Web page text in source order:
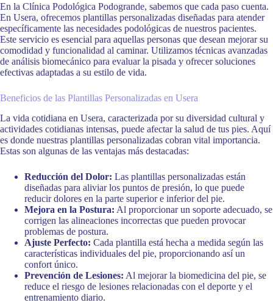
En la Clínica Podológica Podogrande, sabemos que cada paso cuenta.
En Usera, ofrecemos plantillas personalizadas diseñadas para atender
específicamente las necesidades podológicas de nuestros pacientes.
Este servicio es esencial para aquellas personas que desean mejorar su
comodidad y funcionalidad al caminar. Utilizamos técnicas avanzadas
de análisis biomecánico para evaluar la pisada y ofrecer soluciones
efectivas adaptadas a su estilo de vida.
Beneficios de las Plantillas Personalizadas en Usera
La vida cotidiana en Usera, caracterizada por su diversidad cultural y
actividades cotidianas intensas, puede afectar la salud de tus pies. Aquí
es donde nuestras plantillas personalizadas cobran vital importancia.
Estas son algunas de las ventajas más destacadas:
Reducción del Dolor: Las plantillas personalizadas están
diseñadas para aliviar los puntos de presión, lo que puede
reducir dolores en la parte superior e inferior del pie.
Mejora en la Postura: Al proporcionar un soporte adecuado, se
corrigen las alineaciones incorrectas que pueden provocar
problemas de postura.
Ajuste Perfecto: Cada plantilla está hecha a medida según las
características individuales del pie, proporcionando así un
confort único.
Prevención de Lesiones: Al mejorar la biomedicina del pie, se
reduce el riesgo de lesiones relacionadas con el deporte y el
entrenamiento diario.